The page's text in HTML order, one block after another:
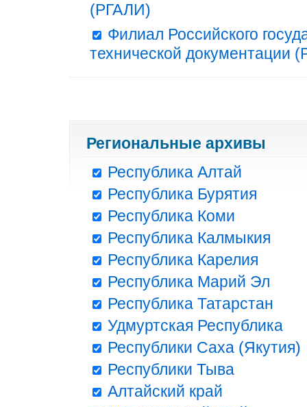
(РГАЛИ)
Филиал Российского
технической документации
Региональные архивы
Республика Алтай
Республика Бурятия
Республика Коми
Республика Калмыкия
Республика Карелия
Республика Марий Эл
Республика Татарстан
Удмуртская Республика
Республики Саха (Якутия)
Республики Тыва
Алтайский край